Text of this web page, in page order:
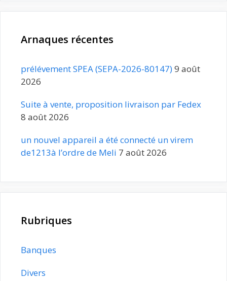
Arnaques récentes
prélévement SPEA (SEPA-2026-80147)9 août
2026
Suite à vente, proposition livraison par Fedex
8 août 2026
un nouvel appareil a été connecté un virem
de1213à l’ordre de Meli 7 août 2026
Rubriques
Banques
Divers